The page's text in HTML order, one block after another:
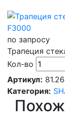
по запросу
Трапеция
Кол-во
Артикул:
Категория: